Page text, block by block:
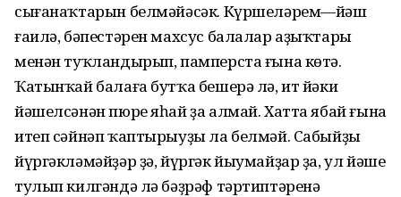
сығанаҡтарын белмәйәсәк. Күршеләрем—йәш
ғаилә, бәпестәрен махсус балалар аҙыҡтары
менән туҡландырып, памперста ғына көтә.
Ҡатынҡай балаға бутҡа бешерә лә, ит йәки
йәшелсәнән пюре яһай ҙа алмай. Хатта ябай ғына
итеп сәйнәп ҡаптырыуҙы ла белмәй. Сабыйҙы
йүргәкләмәйҙәр ҙә, йүргәк йыумайҙар ҙа, ул йәше
тулып килгәндә лә бәҙрәф тәртиптәренә